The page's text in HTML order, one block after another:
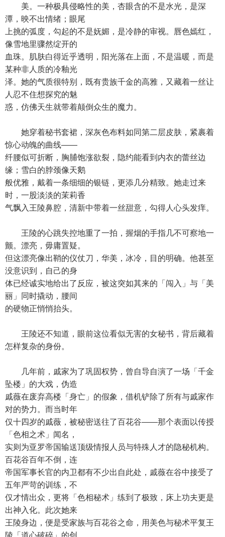
美。一种极具侵略性的美，杏眼含的不是水光，是深
潭，映不出情绪；眼尾
上挑的弧度，勾起的不是妩媚，是冷静的审视。唇色嫣红，
像雪地里骤然绽开的
血珠。肌肤白得近乎透明，阳光落在上面，不是温暖，而是
某种非人质的冷釉光
泽。她的气质很特别，既有贵族千金的高雅，又藏着一丝让
人忍不住想探究的魅
惑，仿佛天生就带着颠倒众生的魔力。
她穿着秘书套裙，深灰色布料如同第二层皮肤，紧裹着
惊心动魄的曲线——
纤腰似可折断，胸脯饱涨欲裂，隐约能看到内衣的蕾丝边
缘；雪白的脖颈像天鹅
般优雅，戴着一条细细的银链，更添几分精致。她走过来
时，一股淡淡的茉莉香
气飘入王陵鼻腔，清新中带着一丝甜意，勾得人心头发痒。
王陵的心跳失控地重了一拍，握烟的手指几不可察地一
颤。漂亮，毋庸置疑。
但这漂亮像出鞘的仪仗刀，华美，冰冷，目的明确。他甚至
没意识到，自己的身
体已经诚实地给出了反应，被这突如其来的「闯入」与「美
丽」同时撬动，腰间
的硬物正悄悄抬头。
王陵还不知道，眼前这位看似无害的女秘书，背后藏着
怎样复杂的身份。
几年前，戚家为了巩固权势，曾自导自演了一场「千金
坠楼」的大戏，伪造
戚薇在废弃高楼「身亡」的假象，借机铲除了所有与戚家作
对的势力。而当时年
仅十四岁的戚薇，被秘密送往了百花谷——那个表面以传授
「色相之术」闻名，
实则为亚罗帝国输送顶级情报人员与特殊人才的隐秘机构。
百花谷百年不倒，连
帝国军事长官的内卫都有不少出自此处，戚薇在谷中接受了
五年严苛的训练，不
仅才情出众，更将「色相秘术」练到了极致，床上功夫更是
出神入化。此次她来
王陵身边，便是受家族与百花谷之命，用美色与秘术平复王
陵「道心破碎」的创